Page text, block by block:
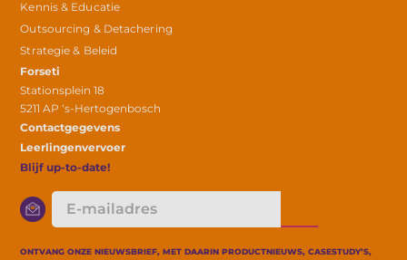
Kennis & Educatie
Outsourcing & Detachering
Strategie & Beleid
Forseti
Stationsplein 18
5211 AP ‘s-Hertogenbosch
Contactgegevens
Leerlingenvervoer
Blijf up-to-date!
E-
mailadres
ONTVANG ONZE NIEUWSBRIEF, MET DAARIN PRODUCTNIEUWS, CASESTUDY’S,